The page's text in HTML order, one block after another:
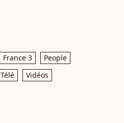
France 3
People
Télé Vidéos